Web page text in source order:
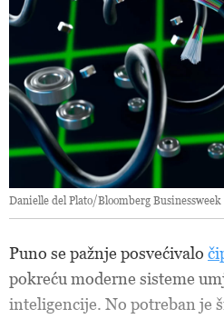
Danielle del Plato/Bloomberg Businessweek
Puno se pažnje posvećivalo
pokreću moderne sisteme
inteligencije. No potreban je